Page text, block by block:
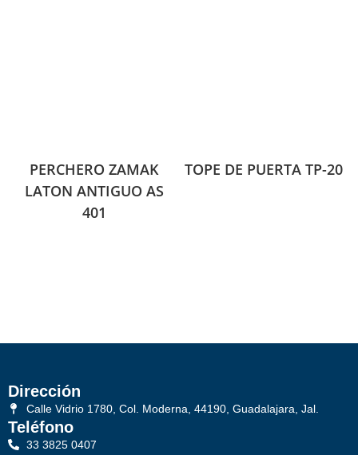
PERCHERO ZAMAK
LATON ANTIGUO AS
401
TOPE DE PUERTA TP-20
Dirección
Calle Vidrio 1780, Col. Moderna, 44190, Guadalajara, Jal.
Teléfono
33 3825 0407